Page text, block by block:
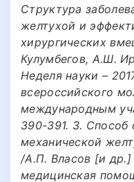
Структура
желтухой и
хирургических
Кулумбегов, А.Ш.
Неделя науки –
всероссийского
международным
390-391. 3. Способ
механической
/А.П. Власов [и
медицинская